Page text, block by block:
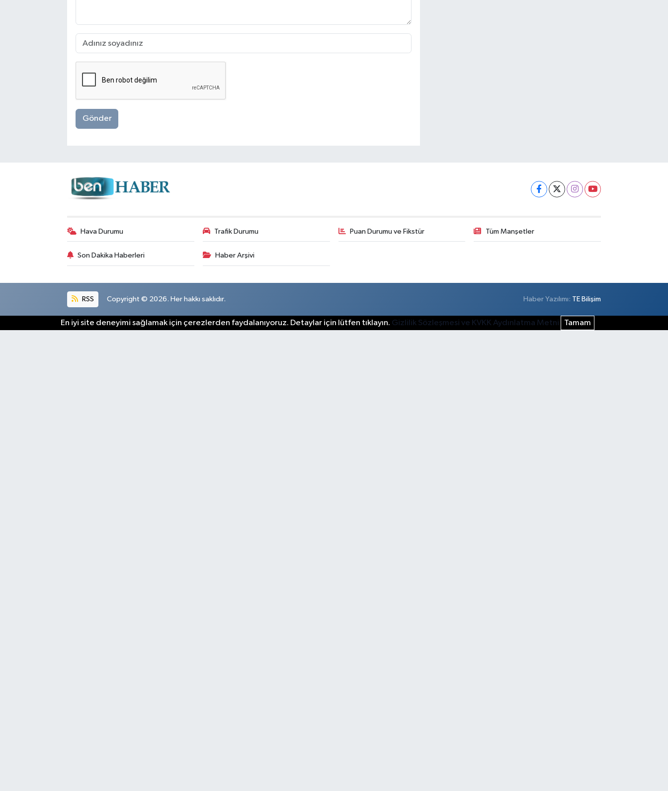
Gönder
Hava Durumu Trafik Durumu Puan Durumu ve Fikstür Tüm Manşetler
Son Dakika Haberleri Haber Arşivi
RSS Copyright © 2026. Her hakkı saklıdır. Haber Yazılımı: TE Bilişim
En iyi site deneyimi sağlamak için çerezlerden faydalanıyoruz. Detaylar için lütfen tıklayın. Gizlilik Sözleşmesi ve KVKK Aydınlatma Metni Tamam